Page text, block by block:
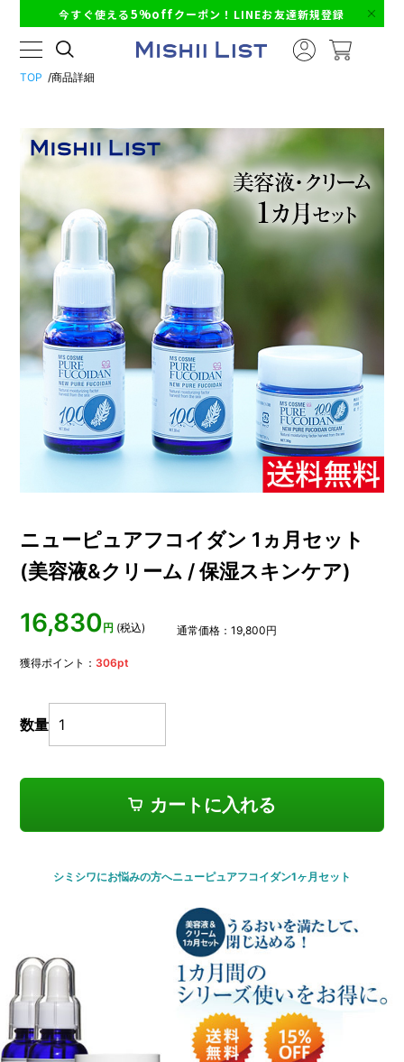
今すぐ使える5%offクーポン！LINEお友達新規登録
TOP 商品詳細
ニューピュアフコイダン 1ヵ月セット
(美容液&クリーム / 保湿スキンケア)
16,830円 (税込) 通常価格：19,800円
獲得ポイント： 306pt
数量
カートに入れる
シミシワにお悩みの方へニューピュアフコイダン1ヶ月セット